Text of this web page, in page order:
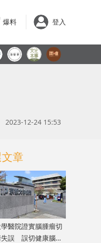
爆料 登入
2023-12-24 15:53
章
醫院證實腦腫瘤切
誤 誤切健康腦組